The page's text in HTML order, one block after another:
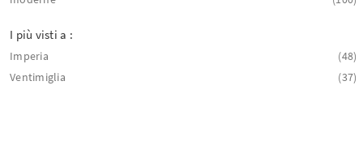
I più visti a :
Imperia
48
Ventimiglia
37